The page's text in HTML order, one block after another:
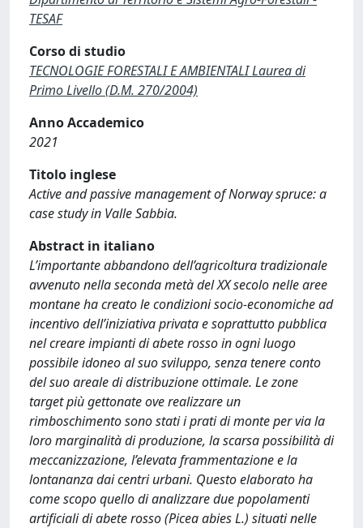
TESAF
Corso di studio
TECNOLOGIE FORESTALI E AMBIENTALI Laurea di
Primo Livello (D.M. 270/2004)
Anno Accademico
2021
Titolo inglese
Active and passive management of Norway spruce: a
case study in Valle Sabbia.
Abstract in italiano
L’importante abbandono dell’agricoltura tradizionale
avvenuto nella seconda metà del XX secolo nelle aree
montane ha creato le condizioni socio-economiche ad
incentivo dell’iniziativa privata e soprattutto pubblica
nel creare impianti di abete rosso in ogni luogo
possibile idoneo al suo sviluppo, senza tenere conto
del suo areale di distribuzione ottimale. Le zone
target più gettonate ove realizzare un
rimboschimento sono stati i prati di monte per via la
loro marginalità di produzione, la scarsa possibilità di
meccanizzazione, l’elevata frammentazione e la
lontananza dai centri urbani. Questo elaborato ha
come scopo quello di analizzare due popolamenti
artificiali di abete rosso (Picea abies L.) situati nelle